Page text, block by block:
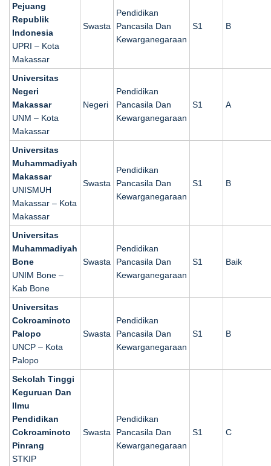
Pejuang
Republik
Indonesia
UPRI – Kota
Makassar
Swasta
Pendidikan
Pancasila Dan
Kewarganegaraan
S1 B
Universitas
Negeri
Makassar
UNM – Kota
Makassar
Negeri
Pendidikan
Pancasila Dan
Kewarganegaraan
S1 A
Universitas
Muhammadiyah
Makassar
UNISMUH
Makassar – Kota
Makassar
Swasta
Pendidikan
Pancasila Dan
Kewarganegaraan
S1 B
Universitas
Muhammadiyah
Bone
UNIM Bone –
Kab Bone
Swasta
Pendidikan
Pancasila Dan
Kewarganegaraan
S1 Baik
Universitas
Cokroaminoto
Palopo
UNCP – Kota
Palopo
Swasta
Pendidikan
Pancasila Dan
Kewarganegaraan
S1 B
Sekolah Tinggi
Keguruan Dan
Ilmu
Pendidikan
Cokroaminoto
Pinrang
STKIP
Swasta
Pendidikan
Pancasila Dan
Kewarganegaraan
S1 C